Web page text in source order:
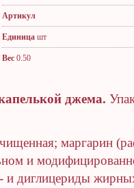
Артикул
Единица шт
Вес 0.50
джема.
маргарин
и
и диглицериды